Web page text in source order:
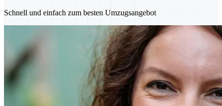
Schnell und einfach zum besten Umzugsangebot